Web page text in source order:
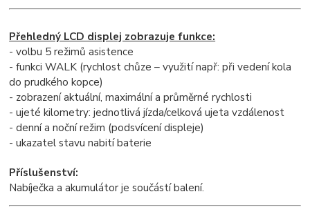
Přehledný LCD displej zobrazuje funkce:
- volbu 5 režimů asistence
- funkci WALK (rychlost chůze – využití např: při vedení kola
do prudkého kopce)
- zobrazení aktuální, maximální a průměrné rychlosti
- ujeté kilometry: jednotlivá jízda/celková ujeta vzdálenost
- denní a noční režim (podsvícení displeje)
- ukazatel stavu nabití baterie
Příslušenství:
Nabíječka a akumulátor je součástí balení.